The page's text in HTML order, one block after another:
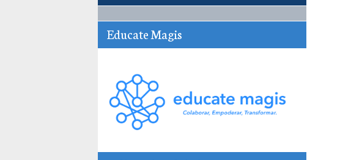
Educate Magis